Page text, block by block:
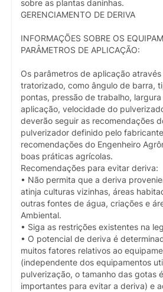
sobre as plantas daninhas.
GERENCIAMENTO DE DERIVA
INFORMAÇÕES SOBRE OS
PARÂMETROS DE APLICAÇÃO:
Os parâmetros de aplicação
tratorizado, como ângulo de barra,
pontas, pressão de trabalho,
aplicação, velocidade do
deverão seguir as recomendações
pulverizador definido pelo
recomendações do Engenheiro
boas práticas agrícolas.
Recomendações para evitar deriva:
• Não permita que a deriva
atinja culturas vizinhas, áreas
outras fontes de água, criações e
Ambiental.
• Siga as restrições existentes na
• O potencial de deriva é
muitos fatores relativos ao
(independente dos equipamentos
pulverização, o tamanho das gotas
importantes para evitar a deriva) e